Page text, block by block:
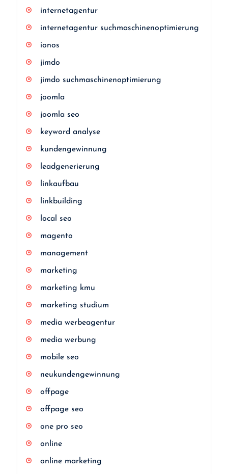
internetagentur
internetagentur suchmaschinenoptimierung
ionos
jimdo
jimdo suchmaschinenoptimierung
joomla
joomla seo
keyword analyse
kundengewinnung
leadgenerierung
linkaufbau
linkbuilding
local seo
magento
management
marketing
marketing kmu
marketing studium
media werbeagentur
media werbung
mobile seo
neukundengewinnung
offpage
offpage seo
one pro seo
online
online marketing